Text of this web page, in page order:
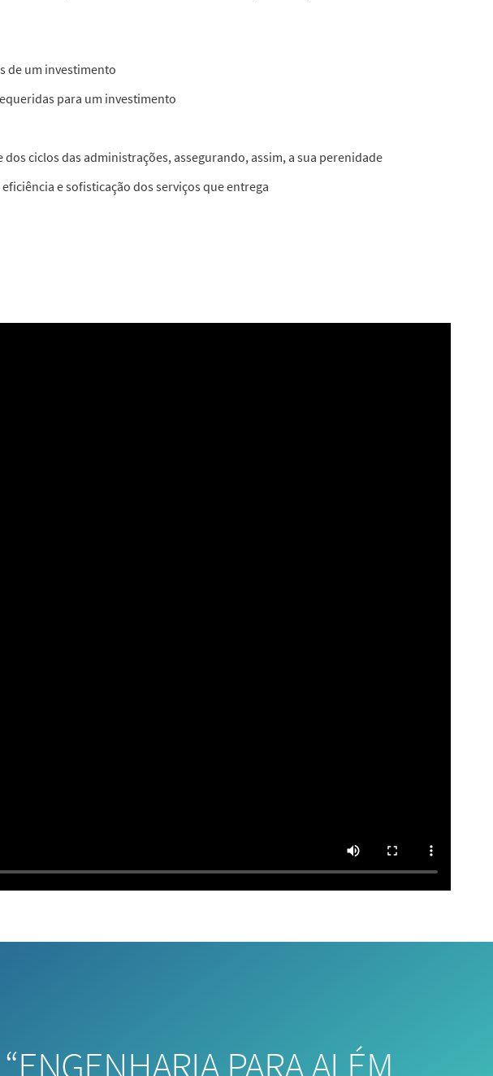
de um investimento
para um investimento
ciclos das administrações, assegurando, assim, a sua perenidade
e sofisticação dos serviços que entrega
“ENGENHARIA PARA ALÉM